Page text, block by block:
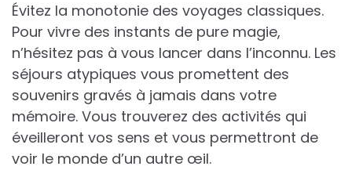
Évitez la monotonie des voyages classiques.
Pour vivre des instants de pure magie,
n’hésitez pas à vous lancer dans l’inconnu. Les
séjours atypiques vous promettent des
souvenirs gravés à jamais dans votre
mémoire. Vous trouverez des activités qui
éveilleront vos sens et vous permettront de
voir le monde d’un autre œil.